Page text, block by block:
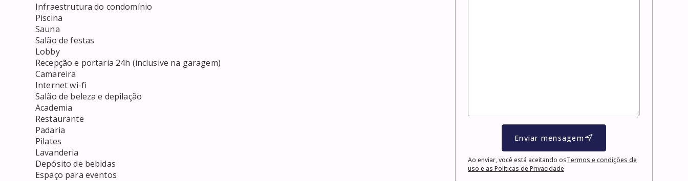
Infraestrutura do condomínio
Piscina
Sauna
Salão de festas
Lobby
Recepção e portaria 24h (inclusive na garagem)
Camareira
Internet wi-fi
Salão de beleza e depilação
Academia
Restaurante
Padaria
Pilates
Lavanderia
Depósito de bebidas
Espaço para eventos
Enviar mensagem
Ao enviar, você está aceitando osTermos e condições de
uso e as Políticas de Privacidade